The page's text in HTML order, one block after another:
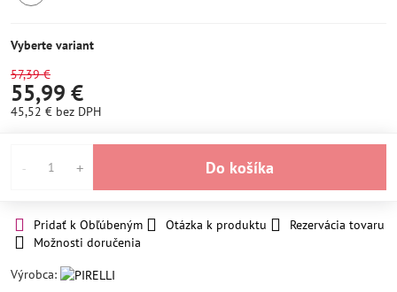
Vyberte variant
57,39 €
55,99 €
45,52 € bez DPH
Do košíka
Pridať k Obľúbeným Otázka k produktu
Rezervácia tovaru
Možnosti doručenia
Výrobca: